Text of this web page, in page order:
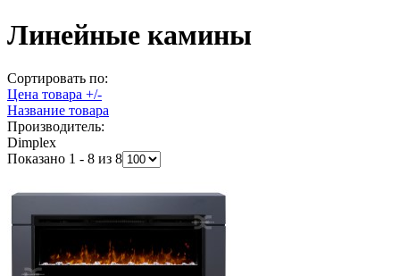
Линейные камины
Сортировать по:
Цена товара +/-
Название товара
Производитель:
Dimplex
Показано 1 - 8 из 8